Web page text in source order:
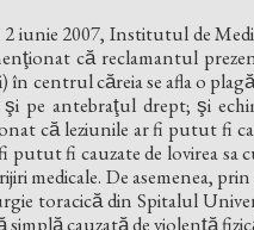
2 iunie 2007, Institutul de
că reclamantul
centrul căreia se afla o
pe antebraţul drept; şi
că leziunile ar fi putut fi
fi cauzate de lovirea sa
medicale. De asemenea,
toracică din Spitalul
cauzată de violenţă